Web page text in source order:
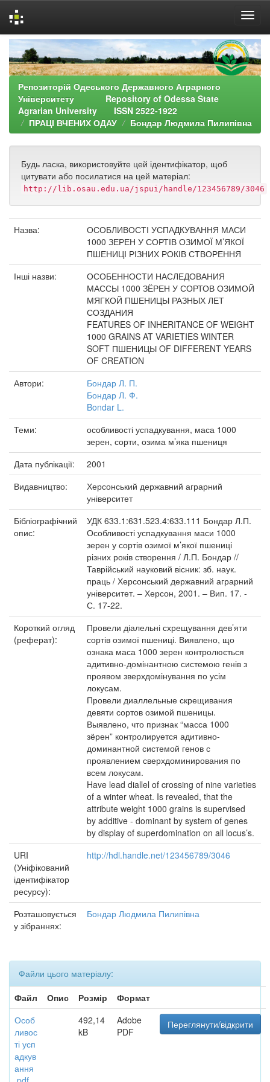
navigation
Репозиторій Одеського Державного Аграрного
Університету Repository of Odessa State
Agrarian University ISSN 2522-1922
ПРАЦІ ВЧЕНИХ ОДАУ
Бондар Людмила Пилипівна
Будь ласка, використовуйте цей ідентифікатор, щоб
цитувати або посилатися на цей матеріал:
http://lib.osau.edu.ua/jspui/handle/123456789/3046
Назва:
ОСОБЛИВОСТІ УСПАДКУВАННЯ МАСИ
1000 ЗЕРЕН У СОРТІВ ОЗИМОЇ М’ЯКОЇ
ПШЕНИЦІ РІЗНИХ РОКІВ СТВОРЕННЯ
Інші назви:
ОСОБЕННОСТИ НАСЛЕДОВАНИЯ
МАССЫ 1000 ЗЁРЕН У СОРТОВ ОЗИМОЙ
МЯГКОЙ ПШЕНИЦЫ РАЗНЫХ ЛЕТ
СОЗДАНИЯ
FEATURES OF INHERITANCE OF WEIGHT
1000 GRAINS AT VARIETIES WINTER
SOFT ПШЕНИЦЫ OF DIFFERENT YEARS
OF CREATION
Автори:
Бондар Л. П.
Бондар Л. Ф.
Bondar L.
Теми:
особливості успадкування, маса 1000
зерен, сорти, озима м’яка пшениця
Дата публікації:
2001
Видавництво:
Херсонський державний аграрний
університет
Бібліографічний
опис:
УДК 633.1:631.523.4:633.111 Бондар Л.П.
Особливості успадкування маси 1000
зерен у сортів озимої м’якої пшениці
різних років створення / Л.П. Бондар //
Таврійський науковий вісник: зб. наук.
праць / Херсонський державний аграрний
університет. – Херсон, 2001. – Вип. 17. -
С. 17-22.
Короткий огляд
(реферат):
Провели діалельні схрещування дев’яти
сортів озимої пшениці. Виявлено, що
ознака маса 1000 зерен контролюється
адитивно-домінантною системою генів з
проявом зверхдомінування по усім
локусам.
Провели диаллельные скрещивания
девяти сортов озимой пшеницы.
Выявлено, что признак “масса 1000
зёрен” контролируется адитивно-
доминантной системой генов с
проявлением сверхдоминирования по
всем локусам.
Have lead diallel of crossing of nine varieties
of a winter wheat. Is revealed, that the
attribute weight 1000 grains is supervised
by additive - dominant by system of genes
by display of superdomination on all locus’s.
URI
(Уніфікований
ідентифікатор
ресурсу):
http://hdl.handle.net/123456789/3046
Розташовується
у зібраннях:
Бондар Людмила Пилипівна
Файли цього матеріалу:
Файл
Опис Розмір
Формат
Особ
ливос
ті усп
адкув
ання
492,14
kB
Adobe
PDF
Переглянути/відкрити